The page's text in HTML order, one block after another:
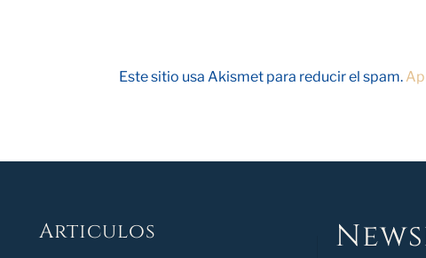
Este sitio usa Akismet para reducir el spam.
Articulos
Novedad